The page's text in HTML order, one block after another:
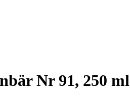
Nr 91, 250 ml